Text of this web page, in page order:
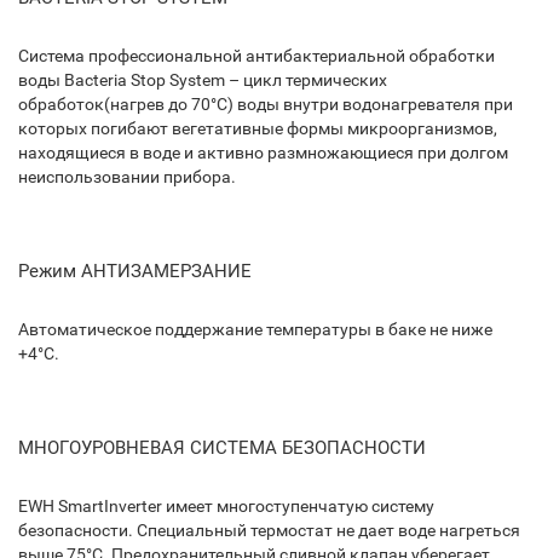
Система профессиональной антибактериальной обработки
воды Bacteria Stop System – цикл термических
обработок(нагрев до 70°С) воды внутри водонагревателя при
которых погибают вегетативные формы микроорганизмов,
находящиеся в воде и активно размножающиеся при долгом
неиспользовании прибора.
Режим АНТИЗАМЕРЗАНИЕ
Автоматическое поддержание температуры в баке не ниже
+4°С.
МНОГОУРОВНЕВАЯ СИСТЕМА БЕЗОПАСНОСТИ
EWH SmartInverter имеет многоступенчатую систему
безопасности. Специальный термостат не дает воде нагреться